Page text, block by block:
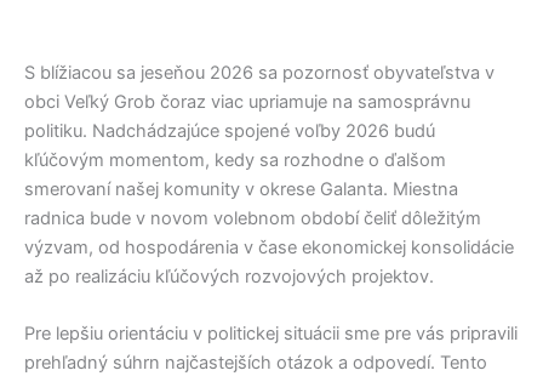
S blížiacou sa jeseňou 2026 sa pozornosť obyvateľstva v
obci Veľký Grob čoraz viac upriamuje na samosprávnu
politiku. Nadchádzajúce spojené voľby 2026 budú
kľúčovým momentom, kedy sa rozhodne o ďalšom
smerovaní našej komunity v okrese Galanta. Miestna
radnica bude v novom volebnom období čeliť dôležitým
výzvam, od hospodárenia v čase ekonomickej konsolidácie
až po realizáciu kľúčových rozvojových projektov.
Pre lepšiu orientáciu v politickej situácii sme pre vás pripravili
prehľadný súhrn najčastejších otázok a odpovedí. Tento